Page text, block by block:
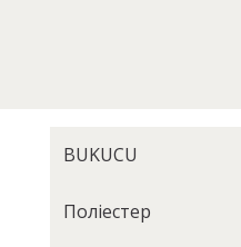
BUKUСU
Поліестер